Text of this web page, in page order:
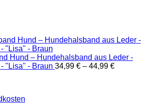
Hund – Hundehalsband aus Leder -
"Lisa" - Braun 34,99 € – 44,99 €